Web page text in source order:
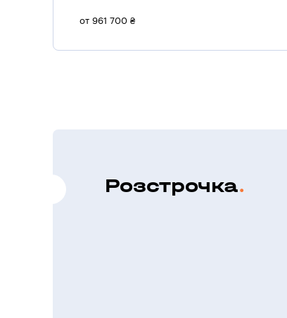
от 961 700 ₴
Розстрочка